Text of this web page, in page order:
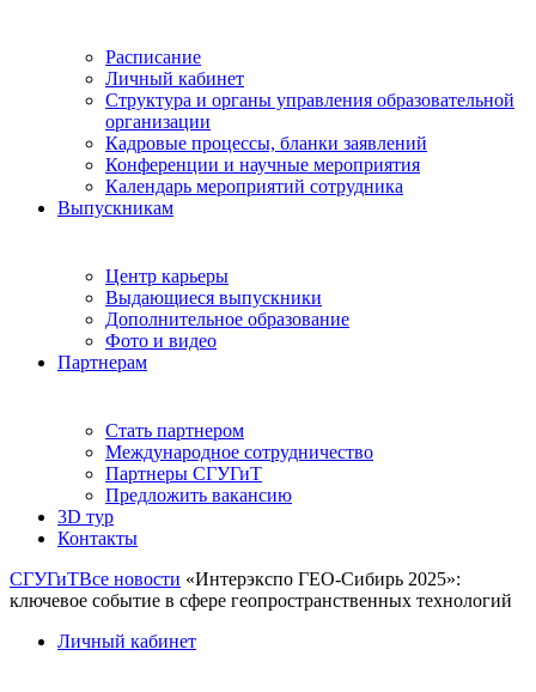
Расписание
Личный кабинет
Структура и органы управления образовательной
организации
Кадровые процессы, бланки заявлений
Конференции и научные мероприятия
Календарь мероприятий сотрудника
Выпускникам
Центр карьеры
Выдающиеся выпускники
Дополнительное образование
Фото и видео
Партнерам
Стать партнером
Международное сотрудничество
Партнеры СГУГиТ
Предложить вакансию
3D тур
Контакты
СГУГиТВсе новости «Интерэкспо ГЕО-Сибирь 2025»:
ключевое событие в сфере геопространственных технологий
Личный кабинет